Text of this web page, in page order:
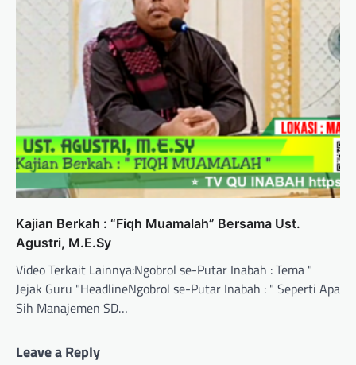
Kajian Berkah : “Fiqh Muamalah” Bersama Ust.
Agustri, M.E.Sy
Video Terkait Lainnya:Ngobrol se-Putar Inabah : Tema "
Jejak Guru "HeadlineNgobrol se-Putar Inabah : " Seperti Apa
Sih Manajemen SD…
Leave a Reply